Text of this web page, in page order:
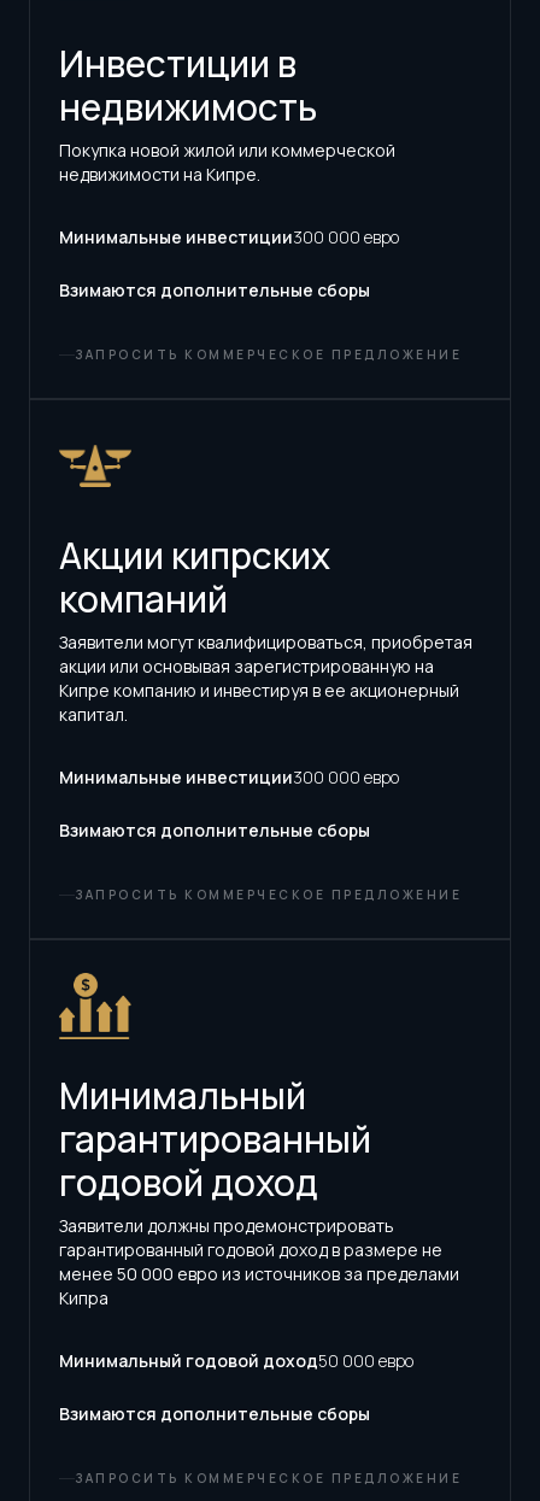
Инвестиции в
недвижимость
Покупка новой жилой или коммерческой
недвижимости на Кипре.
Минимальные инвестиции300 000 евро
Взимаются дополнительные сборы
ЗАПРОСИТЬ КОММЕРЧЕСКОЕ ПРЕДЛОЖЕНИЕ
Акции кипрских
компаний
Заявители могут квалифицироваться, приобретая
акции или основывая зарегистрированную на
Кипре компанию и инвестируя в ее акционерный
капитал.
Минимальные инвестиции300 000 евро
Взимаются дополнительные сборы
ЗАПРОСИТЬ КОММЕРЧЕСКОЕ ПРЕДЛОЖЕНИЕ
Минимальный
гарантированный
годовой доход
Заявители должны продемонстрировать
гарантированный годовой доход в размере не
менее 50 000 евро из источников за пределами
Кипра
Минимальный годовой доход50 000 евро
Взимаются дополнительные сборы
ЗАПРОСИТЬ КОММЕРЧЕСКОЕ ПРЕДЛОЖЕНИЕ